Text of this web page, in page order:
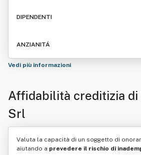
DIPENDENTI
ANZIANITÁ
Vedi più informazioni
Affidabilità creditizia di
Srl
Valuta la capacità di un soggetto di
aiutando a prevedere il rischio di